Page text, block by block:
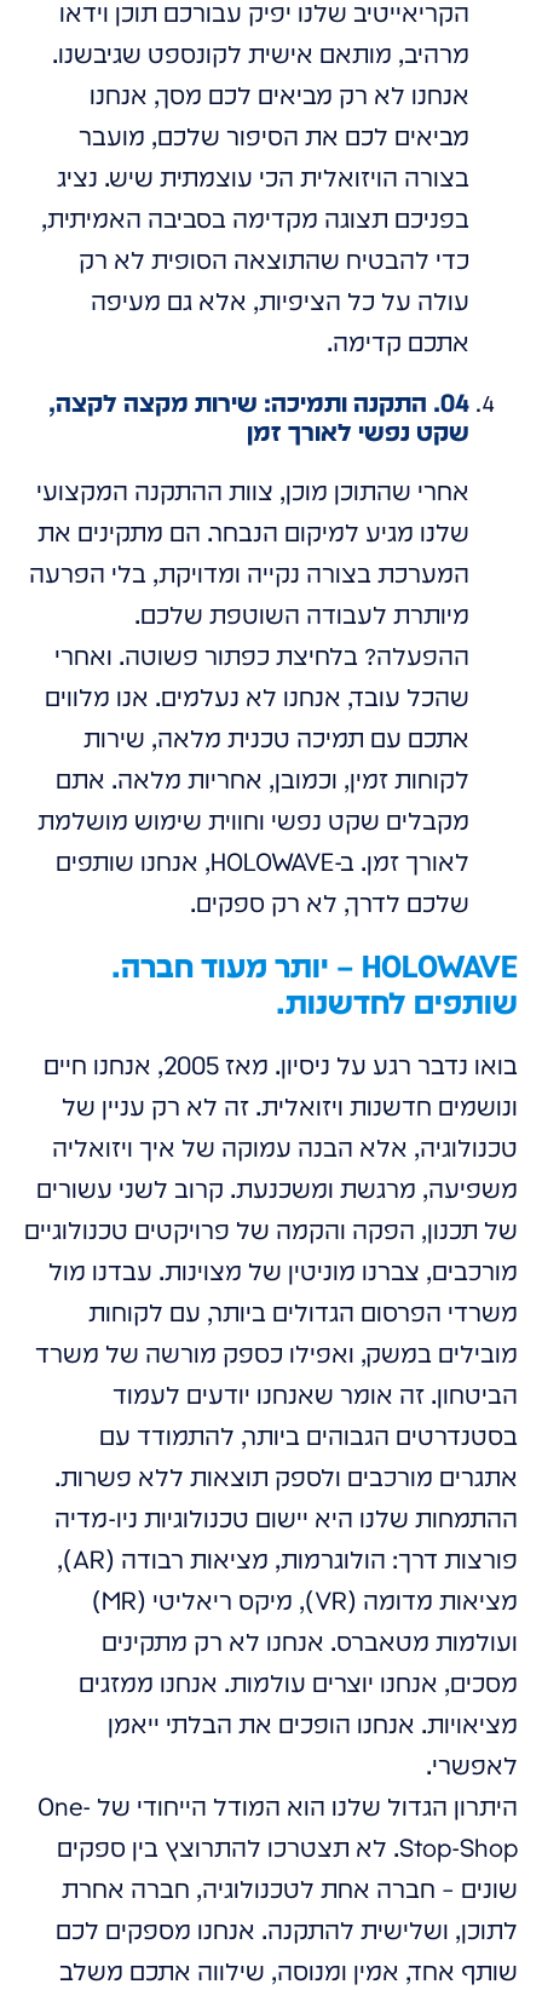
הקריאייטיב שלנו יפיק עבורכם תוכן וידאו
מרהיב, מותאם אישית לקונספט שגיבשנו.
אנחנו לא רק מביאים לכם מסך, אנחנו
מביאים לכם את הסיפור שלכם, מועבר
בצורה הויזואלית הכי עוצמתית שיש. נציג
בפניכם תצוגה מקדימה בסביבה האמיתית,
כדי להבטיח שהתוצאה הסופית לא רק
עולה על כל הציפיות, אלא גם מעיפה
אתכם קדימה.
04. התקנה ותמיכה: שירות מקצה לקצה,
שקט נפשי לאורך זמן
אחרי שהתוכן מוכן, צוות ההתקנה המקצועי
שלנו מגיע למיקום הנבחר. הם מתקינים את
המערכת בצורה נקייה ומדויקת, בלי הפרעה
מיותרת לעבודה השוטפת שלכם.
ההפעלה? בלחיצת כפתור פשוטה. ואחרי
שהכל עובד, אנחנו לא נעלמים. אנו מלווים
אתכם עם תמיכה טכנית מלאה, שירות
לקוחות זמין, וכמובן, אחריות מלאה. אתם
מקבלים שקט נפשי וחווית שימוש מושלמת
לאורך זמן. ב-HOLOWAVE, אנחנו שותפים
שלכם לדרך, לא רק ספקים.
HOLOWAVE – יותר מעוד חברה.
שותפים לחדשנות.
בואו נדבר רגע על ניסיון. מאז 2005, אנחנו חיים
ונושמים חדשנות ויזואלית. זה לא רק עניין של
טכנולוגיה, אלא הבנה עמוקה של איך ויזואליה
משפיעה, מרגשת ומשכנעת. קרוב לשני עשורים
של תכנון, הפקה והקמה של פרויקטים טכנולוגיים
מורכבים, צברנו מוניטין של מצוינות. עבדנו מול
משרדי הפרסום הגדולים ביותר, עם לקוחות
מובילים במשק, ואפילו כספק מורשה של משרד
הביטחון. זה אומר שאנחנו יודעים לעמוד
בסטנדרטים הגבוהים ביותר, להתמודד עם
אתגרים מורכבים ולספק תוצאות ללא פשרות.
ההתמחות שלנו היא יישום טכנולוגיות ניו-מדיה
פורצות דרך: הולוגרמות, מציאות רבודה (AR),
מציאות מדומה (VR), מיקס ריאליטי (MR)
ועולמות מטאברס. אנחנו לא רק מתקינים
מסכים, אנחנו יוצרים עולמות. אנחנו ממזגים
מציאויות. אנחנו הופכים את הבלתי ייאמן
לאפשרי.
היתרון הגדול שלנו הוא המודל הייחודי של One-
Stop-Shop. לא תצטרכו להתרוצץ בין ספקים
שונים – חברה אחת לטכנולוגיה, חברה אחרת
לתוכן, ושלישית להתקנה. אנחנו מספקים לכם
שותף אחד, אמין ומנוסה, שילווה אתכם משלב